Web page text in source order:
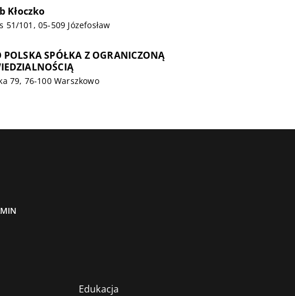
Kłoczko
51/101, 05-509 Józefosław
POLSKA SPÓŁKA Z OGRANICZONĄ
79, 76-100 Warszkowo
Edukacja